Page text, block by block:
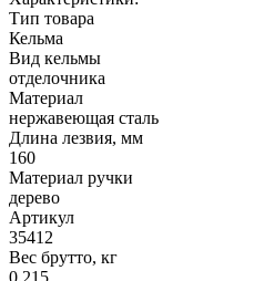
Тип товара
Кельма
Вид кельмы
отделочника
Материал
нержавеющая сталь
Длина лезвия, мм
160
Материал ручки
дерево
Артикул
35412
Вес брутто, кг